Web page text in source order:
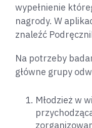
wypełnienie
nagrody. W
znaleźć
Na potrzeby
główne grupy
Młodzież w